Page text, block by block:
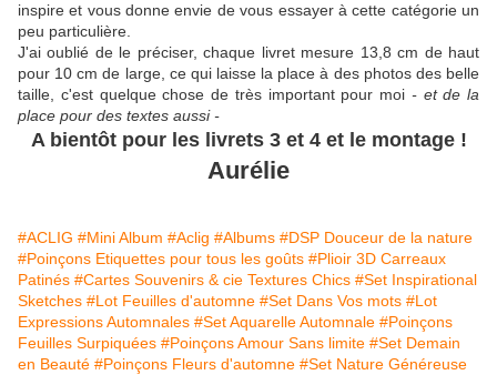
inspire et vous donne envie de vous essayer à cette catégorie un
peu particulière.
J'ai oublié de le préciser, chaque livret mesure 13,8 cm de haut
pour 10 cm de large, ce qui laisse la place à des photos des belle
taille, c'est quelque chose de très important pour moi - et de la
place pour des textes aussi -
A bientôt pour les livrets 3 et 4 et le montage !
Aurélie
#ACLIG #Mini Album #Aclig #Albums #DSP Douceur de la nature
#Poinçons Etiquettes pour tous les goûts #Plioir 3D Carreaux
Patinés #Cartes Souvenirs & cie Textures Chics #Set Inspirational
Sketches #Lot Feuilles d'automne #Set Dans Vos mots #Lot
Expressions Automnales #Set Aquarelle Automnale #Poinçons
Feuilles Surpiquées #Poinçons Amour Sans limite #Set Demain
en Beauté #Poinçons Fleurs d'automne #Set Nature Généreuse